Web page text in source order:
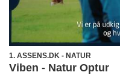
1. ASSENS.DK - NATUR
Viben - Natur Optur